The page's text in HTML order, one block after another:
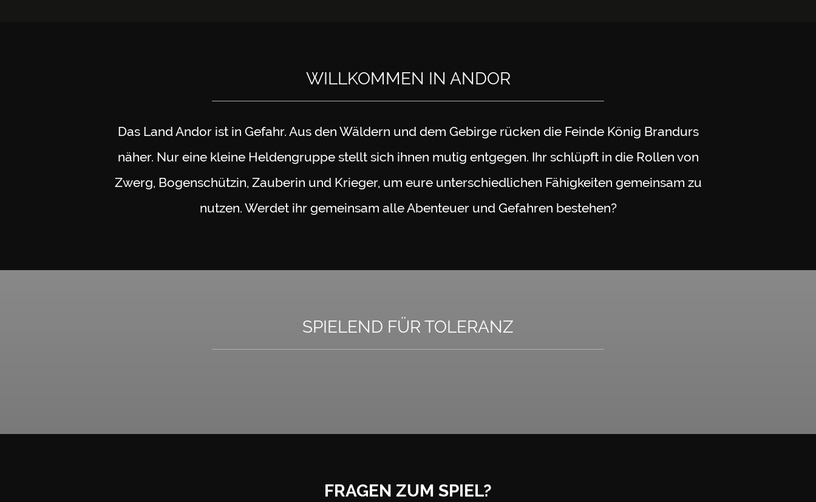
WILLKOMMEN IN ANDOR
Das Land Andor ist in Gefahr. Aus den Wäldern und dem Gebirge rücken die Feinde König Brandurs
näher. Nur eine kleine Heldengruppe stellt sich ihnen mutig entgegen. Ihr schlüpft in die Rollen von
Zwerg, Bogenschützin, Zauberin und Krieger, um eure unterschiedlichen Fähigkeiten gemeinsam zu
nutzen. Werdet ihr gemeinsam alle Abenteuer und Gefahren bestehen?
SPIELEND FÜR TOLERANZ
FRAGEN ZUM SPIEL?